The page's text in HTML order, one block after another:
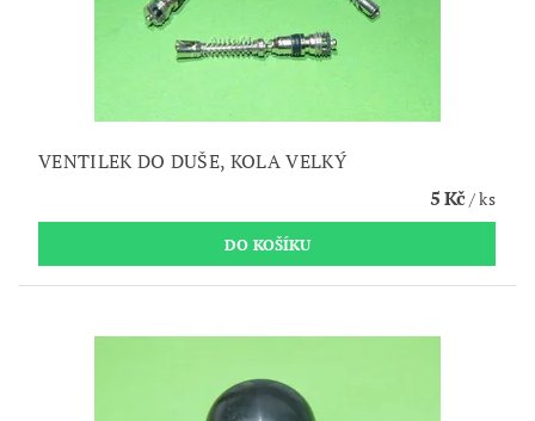
VENTILEK DO DUŠE, KOLA VELKÝ
5 Kč/ ks